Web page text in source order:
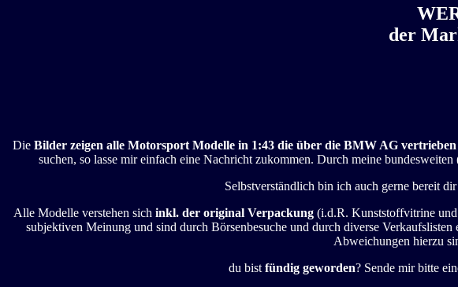
der
Die Bilder zeigen alle Motorsport Modelle in 1:43 die über die BMW AG
suchen, so lasse mir einfach eine Nachricht zukommen. Durch meine
Selbstverständlich bin ich auch gerne bereit
Alle Modelle verstehen sich inkl. der original Verpackung(i.d.R. Kunststoffvitrine und
subjektiven Meinung und sind durch Börsenbesuche und durch diverse
Abweichungen hierzu
du bist fündig geworden? Sende mir bitte